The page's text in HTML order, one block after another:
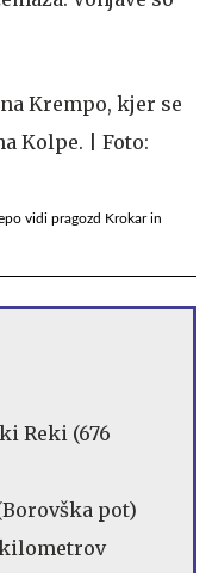
vidi pragozd Krokar in
Reki (676
pot)
kilometrov